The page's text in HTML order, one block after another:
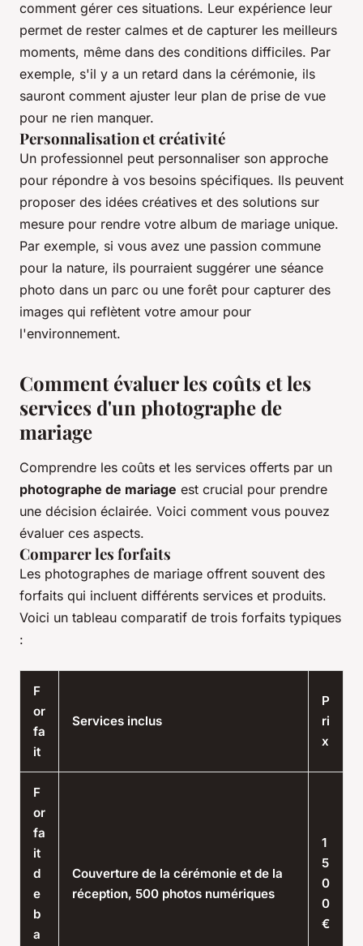
comment gérer ces situations. Leur expérience leur
permet de rester calmes et de capturer les meilleurs
moments, même dans des conditions difficiles. Par
exemple, s'il y a un retard dans la cérémonie, ils
sauront comment ajuster leur plan de prise de vue
pour ne rien manquer.
Personnalisation et créativité
Un professionnel peut personnaliser son approche
pour répondre à vos besoins spécifiques. Ils peuvent
proposer des idées créatives et des solutions sur
mesure pour rendre votre album de mariage unique.
Par exemple, si vous avez une passion commune
pour la nature, ils pourraient suggérer une séance
photo dans un parc ou une forêt pour capturer des
images qui reflètent votre amour pour
l'environnement.
Comment évaluer les coûts et les
services d'un photographe de
mariage
Comprendre les coûts et les services offerts par un
photographe de mariage est crucial pour prendre
une décision éclairée. Voici comment vous pouvez
évaluer ces aspects.
Comparer les forfaits
Les photographes de mariage offrent souvent des
forfaits qui incluent différents services et produits.
Voici un tableau comparatif de trois forfaits typiques
:
F
or
fa
it
Services inclus
P
ri
x
F
or
fa
it
d
e
b
a
Couverture de la cérémonie et de la
réception, 500 photos numériques
1
5
0
0
€